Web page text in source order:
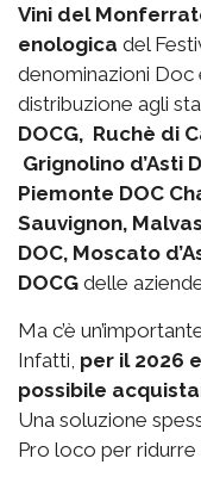
Vini del
enologica del
denominazioni Doc
distribuzione agli
DOCG, Ruchè di
Grignolino d’Asti
Piemonte DOC
Sauvignon,
DOC, Moscato
DOCG delle
Ma c’è
Infatti, per il 2026
possibile
Una soluzione
Pro loco per